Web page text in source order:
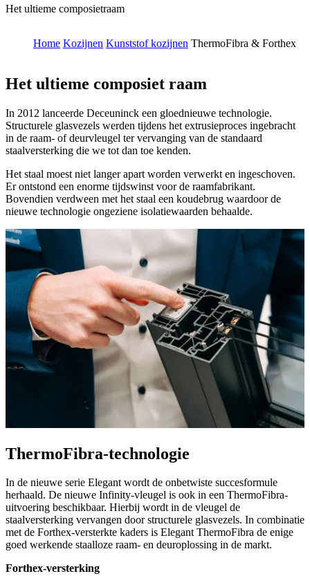
Het ultieme composietraam
Home Kozijnen Kunststof kozijnen ThermoFibra & Forthex
Het ultieme composiet raam
In 2012 lanceerde Deceuninck een gloednieuwe technologie.
Structurele glasvezels werden tijdens het extrusieproces ingebracht
in de raam- of deurvleugel ter vervanging van de standaard
staalversterking die we tot dan toe kenden.
Het staal moest niet langer apart worden verwerkt en ingeschoven.
Er ontstond een enorme tijdswinst voor de raamfabrikant.
Bovendien verdween met het staal een koudebrug waardoor de
nieuwe technologie ongeziene isolatiewaarden behaalde.
ThermoFibra-technologie
In de nieuwe serie Elegant wordt de onbetwiste succesformule
herhaald. De nieuwe Infinity-vleugel is ook in een ThermoFibra-
uitvoering beschikbaar. Hierbij wordt in de vleugel de
staalversterking vervangen door structurele glasvezels. In combinatie
met de Forthex-versterkte kaders is Elegant ThermoFibra de enige
goed werkende staalloze raam- en deuroplossing in de markt.
Forthex-versterking